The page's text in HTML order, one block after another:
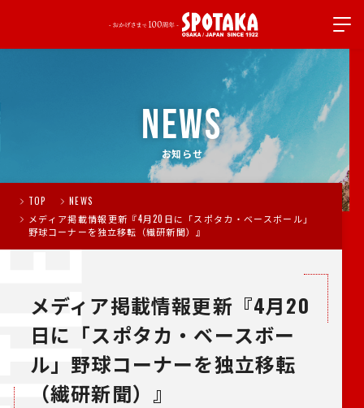
NEWS
お知らせ
TOP
NEWS
メディア掲載情報更新『4月20日に「スポタカ・ベースボール」
野球コーナーを独立移転（繊研新聞）』
メディア掲載情報更新『4月20
日に「スポタカ・ベースボー
ル」野球コーナーを独立移転
（繊研新聞）』